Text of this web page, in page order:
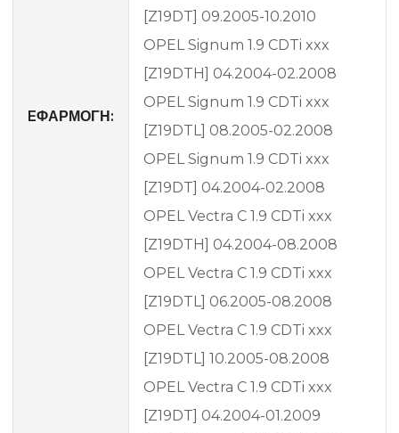
EΦΑΡΜΟΓΗ:
[Z19DT] 09.2005-10.2010
OPEL Signum 1.9 CDTi xxx
[Z19DTH] 04.2004-02.2008
OPEL Signum 1.9 CDTi xxx
[Z19DTL] 08.2005-02.2008
OPEL Signum 1.9 CDTi xxx
[Z19DT] 04.2004-02.2008
OPEL Vectra C 1.9 CDTi xxx
[Z19DTH] 04.2004-08.2008
OPEL Vectra C 1.9 CDTi xxx
[Z19DTL] 06.2005-08.2008
OPEL Vectra C 1.9 CDTi xxx
[Z19DTL] 10.2005-08.2008
OPEL Vectra C 1.9 CDTi xxx
[Z19DT] 04.2004-01.2009